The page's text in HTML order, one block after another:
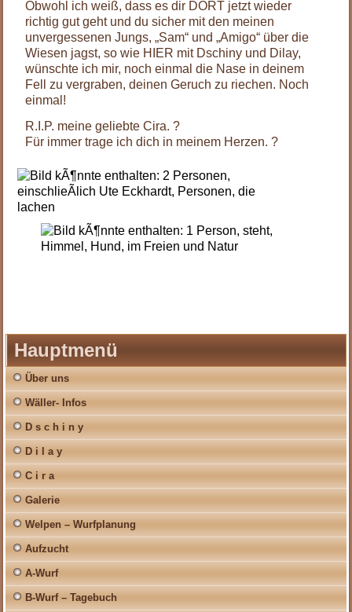
Obwohl ich weiß, dass es dir DORT jetzt wieder
richtig gut geht und du sicher mit den meinen
unvergessenen Jungs, „Sam“ und „Amigo“ über die
Wiesen jagst, so wie HIER mit Dschiny und Dilay,
wünschte ich mir, noch einmal die Nase in deinem
Fell zu vergraben, deinen Geruch zu riechen. Noch
einmal!
R.I.P. meine geliebte Cira.?
Für immer trage ich dich in meinem Herzen.?
Hauptmenü
Über uns
Wäller- Infos
D s c h i n y
D i l a y
C i r a
Galerie
Welpen – Wurfplanung
Aufzucht
A-Wurf
B-Wurf – Tagebuch